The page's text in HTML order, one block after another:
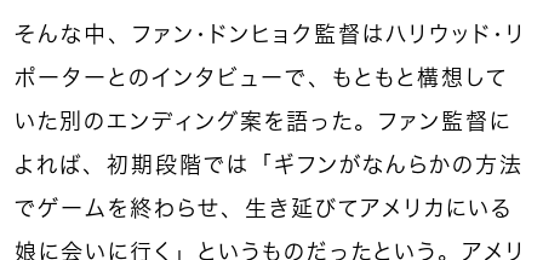
そんな中、ファン・ドンヒョク監督はハリウッド・リ
ポーターとのインタビューで、もともと構想して
いた別のエンディング案を語った。ファン監督に
よれば、初期段階では「ギフンがなんらかの方法
でゲームを終わらせ、生き延びてアメリカにいる
娘に会いに行く」というものだったという。アメリ